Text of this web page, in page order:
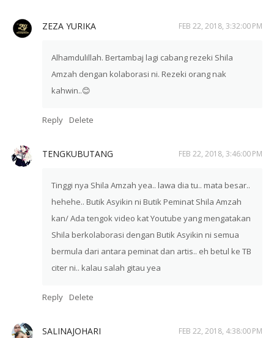
ZEZA YURIKA FEB 22, 2018, 3:32:00 PM
Alhamdulillah. Bertambaj lagi cabang rezeki Shila
Amzah dengan kolaborasi ni. Rezeki orang nak
kahwin..😊
Reply Delete
TENGKUBUTANG FEB 22, 2018, 3:46:00 PM
Tinggi nya Shila Amzah yea.. lawa dia tu.. mata besar..
hehehe.. Butik Asyikin ni Butik Peminat Shila Amzah
kan/ Ada tengok video kat Youtube yang mengatakan
Shila berkolaborasi dengan Butik Asyikin ni semua
bermula dari antara peminat dan artis.. eh betul ke TB
citer ni.. kalau salah gitau yea
Reply Delete
SALINAJOHARI FEB 22, 2018, 4:38:00 PM